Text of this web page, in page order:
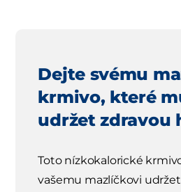
Dejte svému
krmivo, které
udržet zdravou
Toto nízkokalorické
vašemu mazlíčkovi